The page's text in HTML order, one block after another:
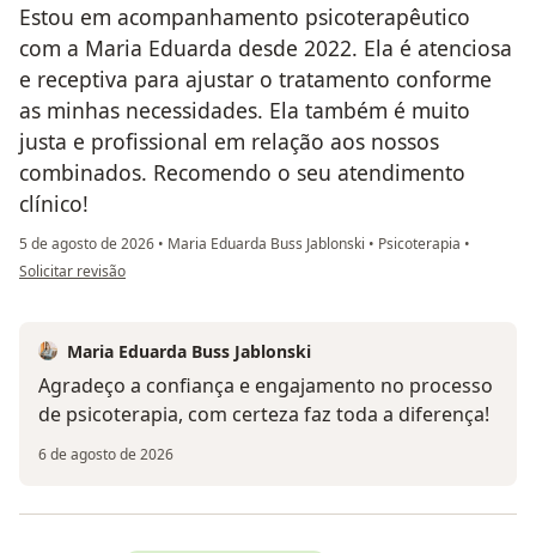
Estou em acompanhamento psicoterapêutico
com a Maria Eduarda desde 2022. Ela é atenciosa
e receptiva para ajustar o tratamento conforme
as minhas necessidades. Ela também é muito
justa e profissional em relação aos nossos
combinados. Recomendo o seu atendimento
clínico!
5 de agosto de 2026 • Maria Eduarda Buss Jablonski • Psicoterapia •
na opinião do utilizador MEG
Solicitar revisão
Maria Eduarda Buss Jablonski
Agradeço a confiança e engajamento no processo
de psicoterapia, com certeza faz toda a diferença!
6 de agosto de 2026